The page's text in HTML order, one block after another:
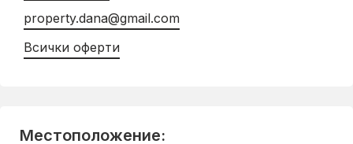
property.dana@gmail.com
Всички оферти
Местоположение: